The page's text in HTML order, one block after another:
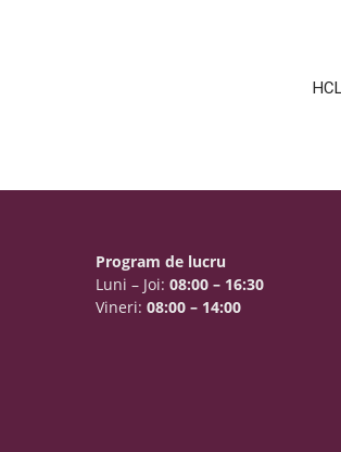
Program de lucru
Luni – Joi:08:00 – 16:30
Vineri:08:00 – 14:00